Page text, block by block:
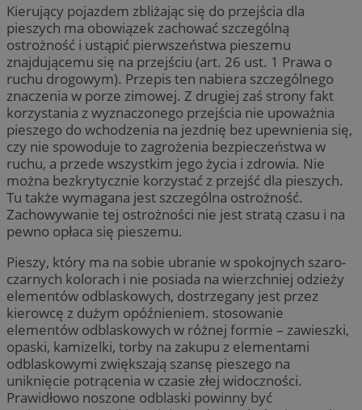
Kierujący pojazdem zbliżając się do przejścia dla
pieszych ma obowiązek zachować szczególną
ostrożność i ustąpić pierwszeństwa pieszemu
znajdującemu się na przejściu (art. 26 ust. 1 Prawa o
ruchu drogowym). Przepis ten nabiera szczególnego
znaczenia w porze zimowej. Z drugiej zaś strony fakt
korzystania z wyznaczonego przejścia nie upoważnia
pieszego do wchodzenia na jezdnię bez upewnienia się,
czy nie spowoduje to zagrożenia bezpieczeństwa w
ruchu, a przede wszystkim jego życia i zdrowia. Nie
można bezkrytycznie korzystać z przejść dla pieszych.
Tu także wymagana jest szczególna ostrożność.
Zachowywanie tej ostrożności nie jest stratą czasu i na
pewno opłaca się pieszemu.
Pieszy, który ma na sobie ubranie w spokojnych szaro-
czarnych kolorach i nie posiada na wierzchniej odzieży
elementów odblaskowych, dostrzegany jest przez
kierowcę z dużym opóźnieniem. stosowanie
elementów odblaskowych w różnej formie – zawieszki,
opaski, kamizelki, torby na zakupu z elementami
odblaskowymi zwiększają szansę pieszego na
uniknięcie potrącenia w czasie złej widoczności.
Prawidłowo noszone odblaski powinny być